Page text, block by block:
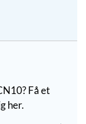
Få et
her.